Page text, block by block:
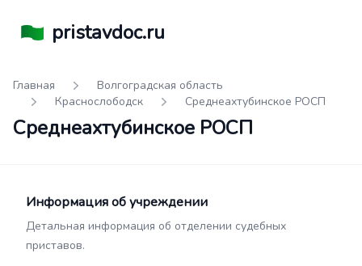
pristavdoc.ru
Главная
Волгоградская область
Краснослободск
Среднеахтубинское РОСП
Среднеахтубинское РОСП
Информация об учреждении
Детальная информация об отделении судебных
приставов.